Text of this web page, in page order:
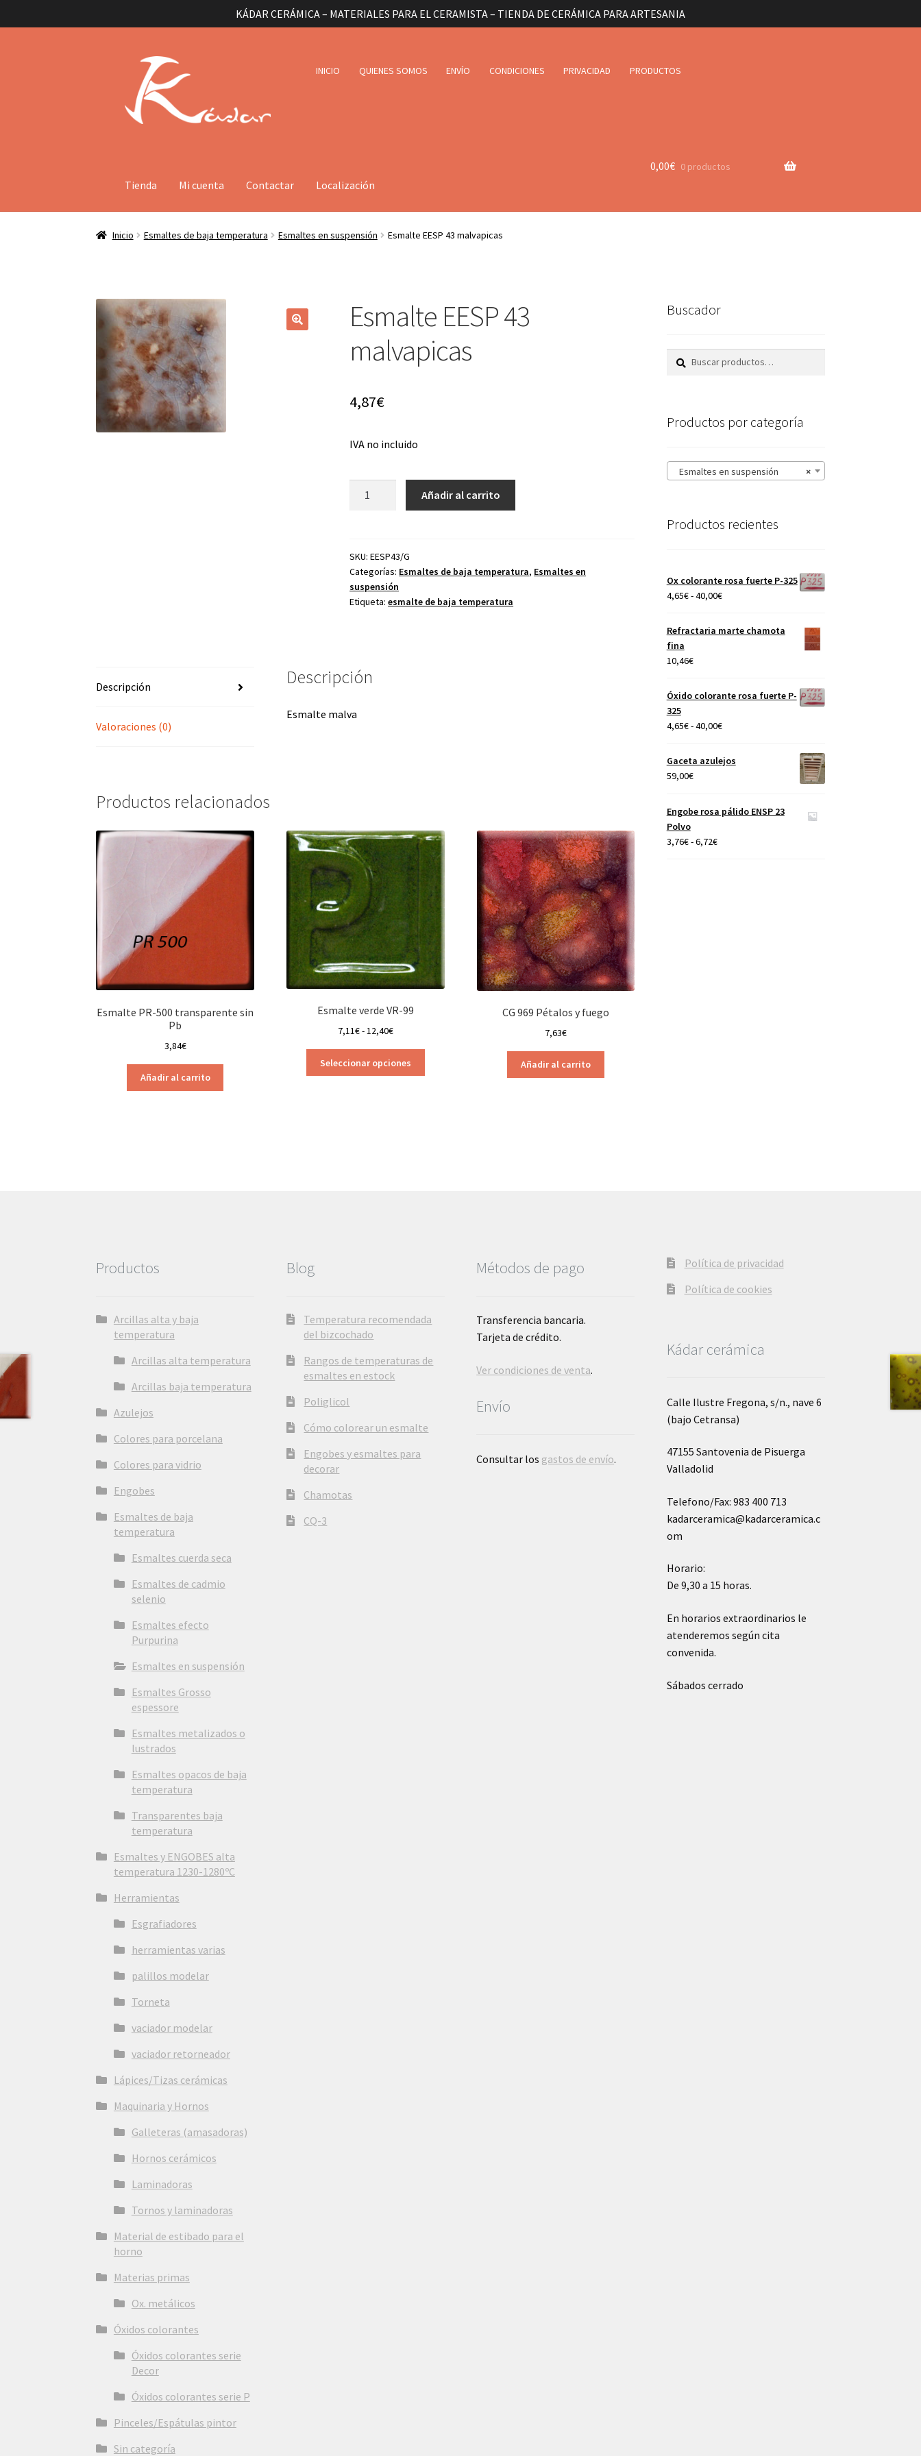
KÁDAR CERÁMICA – MATERIALES PARA EL CERAMISTA – TIENDA DE CERÁMICA PARA ARTESANIA
navegación
contenido
INICIO QUIENES SOMOS ENVÍO CONDICIONES PRIVACIDAD PRODUCTOS
Tienda Mi cuenta Contactar Localización
0,00€ 0 productos
Inicio Esmaltes de baja temperatura Esmaltes en suspensión Esmalte EESP 43 malvapicas
Esmalte EESP 43
malvapicas
4,87€
IVA no incluido
cantidad
Añadir al carrito
SKU:EESP43/G
Categorías: Esmaltes de baja temperatura, Esmaltes en
suspensión
Etiqueta:esmalte de baja temperatura
Descripción
Valoraciones (0)
Descripción
Esmalte malva
Productos relacionados
Esmalte PR-500 transparente sin
Pb
3,84€
Añadir al carrito
Esmalte verde VR-99
7,11€-12,40€Rango
precios:
desde
Seleccionar opciones
CG 969 Pétalos y fuego
7,63€
Añadir al carrito
Buscador
Buscar
Buscar
Productos por categoría
×
Esmaltes en suspensión
Productos recientes
Ox colorante rosa fuerte P-325
4,65€-40,00€Rango
precios:
Refractaria marte chamota
fina
10,46€
Óxido colorante rosa fuerte P-
325
4,65€-40,00€Rango
precios:
desde
40,00€
Gaceta azulejos
59,00€
Engobe rosa pálido ENSP 23
Polvo
3,76€-6,72€Rango
Productos
Arcillas alta y baja
temperatura
Arcillas alta temperatura
Arcillas baja temperatura
Azulejos
Colores para porcelana
Colores para vidrio
Engobes
Esmaltes de baja
temperatura
Esmaltes cuerda seca
Esmaltes de cadmio
selenio
Esmaltes efecto
Purpurina
Esmaltes en suspensión
Esmaltes Grosso
espessore
Esmaltes metalizados o
lustrados
Esmaltes opacos de baja
temperatura
Transparentes baja
temperatura
Esmaltes y ENGOBES alta
temperatura 1230-1280ºC
Herramientas
Esgrafiadores
herramientas varias
palillos modelar
Torneta
vaciador modelar
vaciador retorneador
Lápices/Tizas cerámicas
Maquinaria y Hornos
Galleteras (amasadoras)
Hornos cerámicos
Laminadoras
Tornos y laminadoras
Material de estibado para el
horno
Materias primas
Ox. metálicos
Óxidos colorantes
Óxidos colorantes serie
Decor
Óxidos colorantes serie P
Pinceles/Espátulas pintor
Sin categoría
Blog
Temperatura recomendada
del bizcochado
Rangos de temperaturas de
esmaltes en estock
Poliglicol
Cómo colorear un esmalte
Engobes y esmaltes para
decorar
Chamotas
CQ-3
Métodos de pago
Transferencia bancaria.
Tarjeta de crédito.
Ver condiciones de venta.
Envío
Consultar los gastos de envío.
Política de privacidad
Política de cookies
Kádar cerámica
Calle Ilustre Fregona, s/n., nave 6
(bajo Cetransa)
47155 Santovenia de Pisuerga
Valladolid
Telefono/Fax: 983 400 713
kadarceramica@kadarceramica.c
om
Horario:
De 9,30 a 15 horas.
En horarios extraordinarios le
atenderemos según cita
convenida.
Sábados cerrado